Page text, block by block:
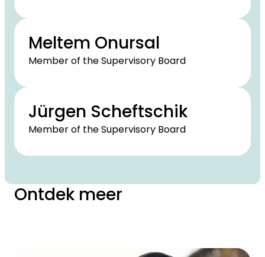
Meltem Onursal
Member of the Supervisory Board
Jürgen Scheftschik
Member of the Supervisory Board
Ontdek meer